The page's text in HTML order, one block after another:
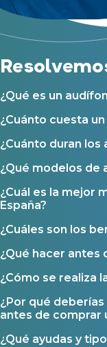
¿Qué es un
¿Cuánto cuesta
¿Cuánto duran los
¿Qué modelos de
¿Cuál es la mejor
España?
¿Cuáles son los
¿Qué hacer antes
¿Cómo se realiza
¿Por qué
antes de comprar
¿Qué ayudas y
Ayudas para
Ayudas
y sus colaboradores
Acepto la cesión de
Miaudífono para
Al hacer click en